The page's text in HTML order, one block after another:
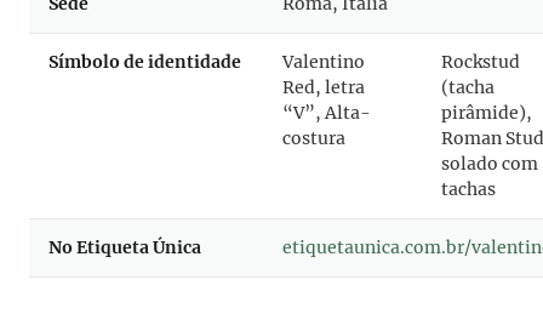
Símbolo de identidade
Valentino
Red, letra
“V”, Alta-
costura
Rockstud
(tacha
pirâmide),
Roman
solado com
tachas
No Etiqueta Única etiquetaunica.com.br/